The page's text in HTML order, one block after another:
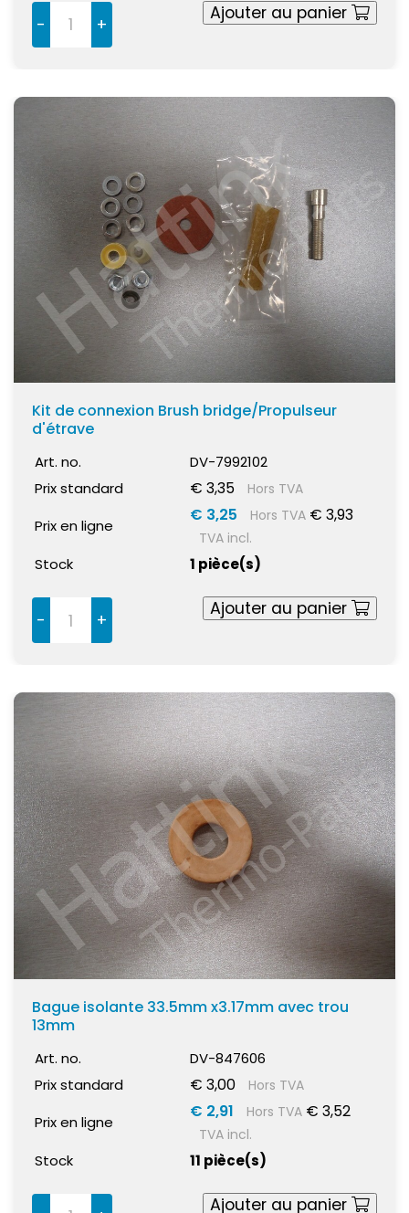
- +
Ajouter au panier
Kit de connexion Brush bridge/Propulseur
d'étrave
Art. no.
DV-7992102
Prix standard
€ 3,35 Hors TVA
Prix en ligne
€ 3,25 Hors TVA € 3,93
TVA incl.
Stock 1 pièce(s)
- +
Ajouter au panier
Bague isolante 33.5mm x3.17mm avec trou
13mm
Art. no.
DV-847606
Prix standard
€ 3,00 Hors TVA
Prix en ligne
€ 2,91 Hors TVA € 3,52
TVA incl.
Stock 11 pièce(s)
Ajouter au panier